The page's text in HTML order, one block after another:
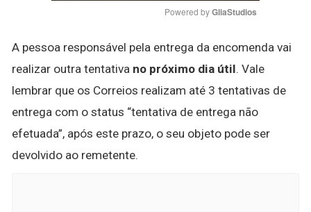
Powered by GliaStudios
A pessoa responsável pela entrega da encomenda vai
realizar outra tentativa no próximo dia útil. Vale
lembrar que os Correios realizam até 3 tentativas de
entrega com o status “tentativa de entrega não
efetuada”, após este prazo, o seu objeto pode ser
devolvido ao remetente.